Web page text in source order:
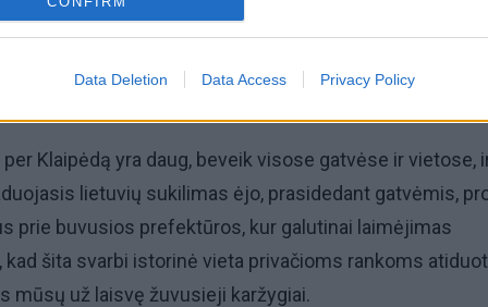
Data Deletion Data Access Privacy Policy
Klaipėdą yra daug, beveik visose gatvėse ir vietose,
lietuvių sukilimas ėjo, prasidedant gatvėmis,
prie buvusios prefektūros, kur galutinai laimėjimas
kad šita svarbi istorinė vieta privačioms rankoms
mūsų už laisvę žuvusieji karžygiai.